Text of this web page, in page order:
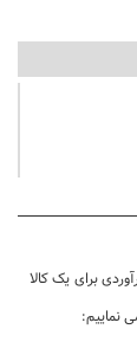
برای یک کالا
نماییم: